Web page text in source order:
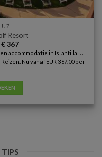
Resort
€ 367
accommodatie in Islantilla. U
Nu vanaf EUR 367.00 per